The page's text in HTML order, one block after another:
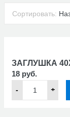
Сортировать:
ЗАГЛУШКА
18 руб.
- +